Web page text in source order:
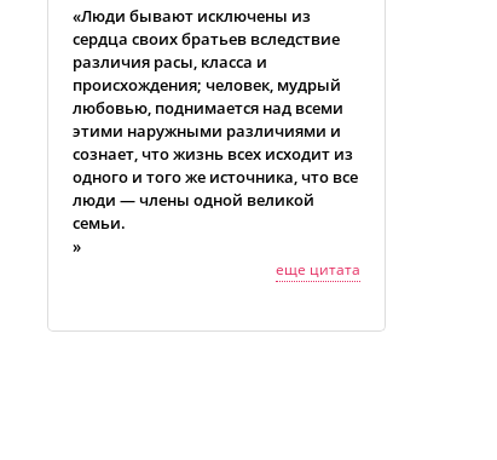
«Люди бывают исключены из
сердца своих братьев вследствие
различия расы, класса и
происхождения; человек, мудрый
любовью, поднимается над всеми
этими наружными различиями и
сознает, что жизнь всех исходит из
одного и того же источника, что все
люди — члены одной великой
семьи.
»
еще цитата